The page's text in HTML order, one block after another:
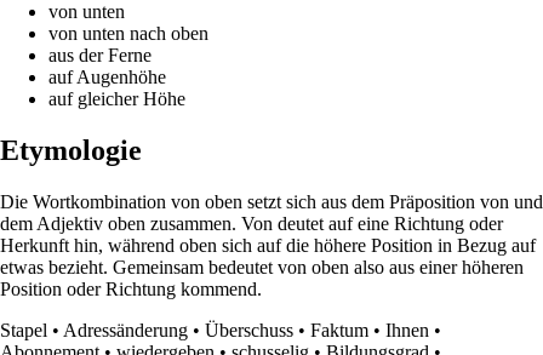
von unten
von unten nach oben
aus der Ferne
auf Augenhöhe
auf gleicher Höhe
Etymologie
Die Wortkombination von oben setzt sich aus dem Präposition von und
dem Adjektiv oben zusammen. Von deutet auf eine Richtung oder
Herkunft hin, während oben sich auf die höhere Position in Bezug auf
etwas bezieht. Gemeinsam bedeutet von oben also aus einer höheren
Position oder Richtung kommend.
Stapel • Adressänderung • Überschuss • Faktum • Ihnen •